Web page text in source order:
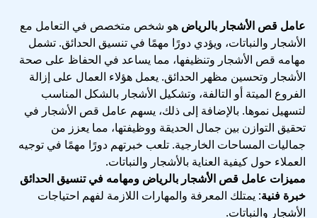
عامل قص الأشجار بالرياض هو شخص متخصص في التعامل مع
الأشجار والنباتات، ويؤدي دورًا مهمًا في تنسيق الحدائق. تشمل
مهامه قص الأشجار وتنظيفها، مما يساعد في الحفاظ على صحة
الأشجار وتحسين مظهر الحدائق. يعمل هؤلاء العمال على إزالة
الفروع الميتة أو التالفة، وتشكيل الأشجار بالشكل المناسب
لتسهيل نموها. بالإضافة إلى ذلك، يسهم عامل قص الأشجار في
تحقيق التوازن بين جمال الحديقة ووظيفتها، مما يعزز من
جماليات المساحات الخارجية. تلعب خبرتهم دورًا مهمًا في توجيه
العملاء حول كيفية العناية بالأشجار والنباتات.
مميزات عامل قص الأشجار بالرياض ومهامه في تنسيق الحدائق
خبرة فنية: يمتلك المعرفة والمهارات اللازمة لفهم احتياجات
الأشجار والنباتات.